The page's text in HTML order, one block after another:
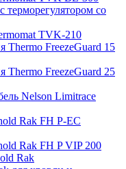
терморегулятором со
TVK-210
Thermo FreezeGuard 15
Thermo FreezeGuard 25
Nelson Limitrace
Rak FH P-EC
Rak FH P VIP 200
Rak